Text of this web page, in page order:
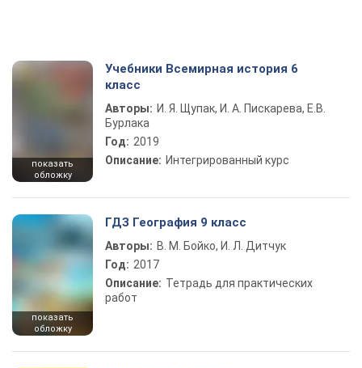
показать
обложку
Учебники Всемирная история 6
класс
Авторы: И. Я. Щупак, И. А. Пискарева, Е.В.
Бурлака
Год: 2019
Описание: Интегрированный курс
показать
обложку
ГДЗ География 9 класс
Авторы: В. М. Бойко, И. Л. Дитчук
Год: 2017
Описание: Тетрадь для практических
работ